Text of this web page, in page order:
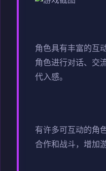
角色具有丰富的互
角色进行对话、交
代入感。
有许多可互动的角
合作和战斗，增加